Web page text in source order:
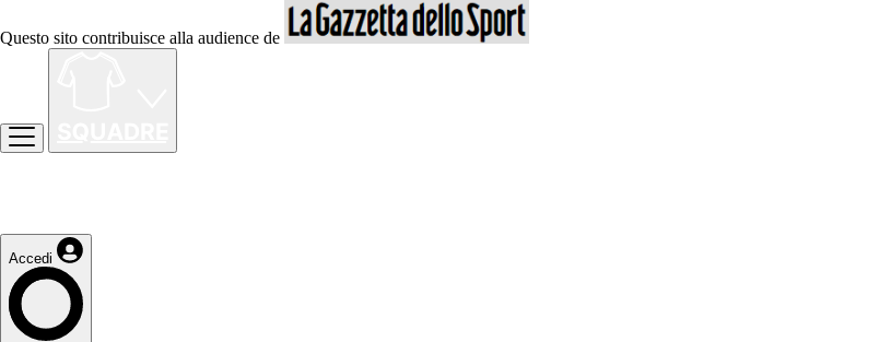
Questo sito contribuisce alla audience de
Accedi